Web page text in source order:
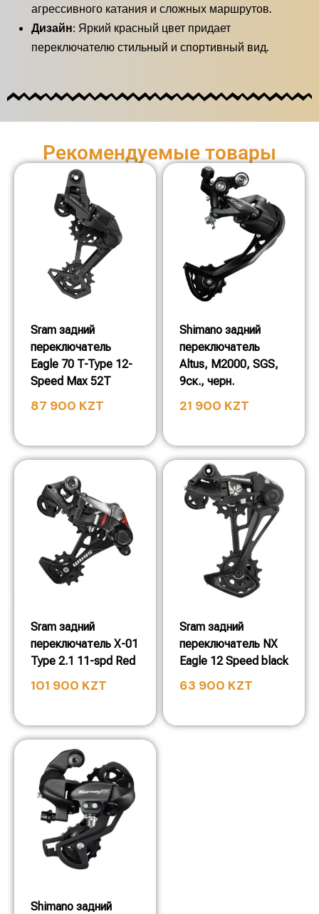
агрессивного катания и сложных маршрутов.
Дизайн: Яркий красный цвет придает
переключателю стильный и спортивный вид.
Рекомендуемые товары
Sram задний
переключатель
Eagle 70 T-Type 12-
Speed Max 52T
87 900 KZT
Shimano задний
переключатель
Altus, M2000, SGS,
9ск., черн.
21 900 KZT
Sram задний
переключатель X-01
Type 2.1 11-spd Red
101 900 KZT
Sram задний
переключатель NX
Eagle 12 Speed black
63 900 KZT
Shimano задний